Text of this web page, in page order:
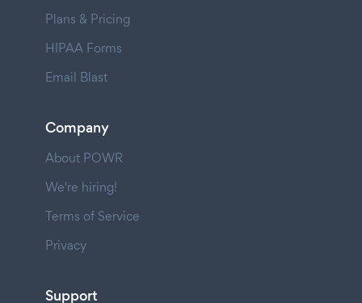
Plans & Pricing
HIPAA Forms
Email Blast
Company
About POWR
We're hiring!
Terms of Service
Privacy
Support